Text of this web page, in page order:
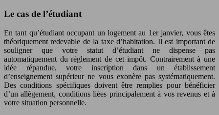
Le cas de l’étudiant
En tant qu’étudiant occupant un logement au 1er janvier, vous êtes
théoriquement redevable de la taxe d’habitation. Il est important de
souligner que votre statut d’étudiant ne dispense pas
automatiquement du règlement de cet impôt. Contrairement à une
idée répandue, votre inscription dans un établissement
d’enseignement supérieur ne vous exonère pas systématiquement.
Des conditions spécifiques doivent être remplies pour bénéficier
d’un allègement, conditions liées principalement à vos revenus et à
votre situation personnelle.